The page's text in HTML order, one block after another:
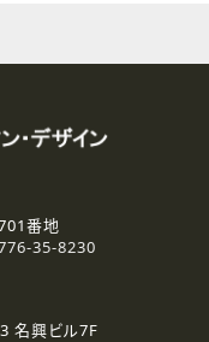
めに利用いたしま
ために利用いたし
ずれかの方法とい
に従う場合を除き、
たした委託先に、個
番地
35-8230
名興ビル7F